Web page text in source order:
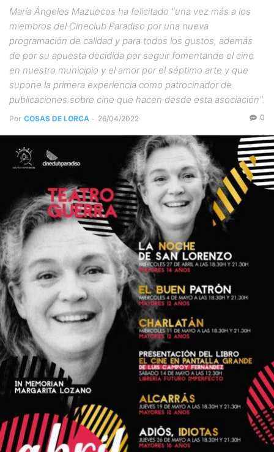
María Ángeles Mazuecos ha felicitado "una vez más a los
miembros del Cineclub Paradiso por una nueva
programación de calidad y para todos los gustos, además
de por su apuesta decidida por seguir fomentando el cine
en nuestro municipio y el amor por el séptimo arte y que
supone la primera experiencia como patrocinador de
publicaciones sobre cine que hacen desde esta asociación".
Por COSAS DE LORCA - 26/04/2022 0